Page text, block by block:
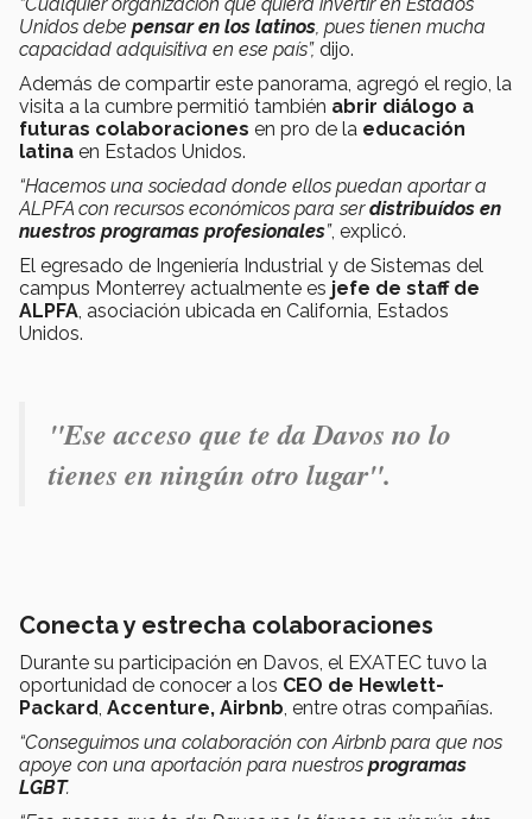
Unidos debe pensar en los latinos , pues tienen mucha
capacidad adquisitiva en ese país”, dijo.
Además de compartir este panorama, agregó el regio, la
visita a la cumbre permitió también abrir diálogo a
futuras colaboraciones en pro de la educación
latina en Estados Unidos.
“Hacemos una sociedad donde ellos puedan aportar a
ALPFA con recursos económicos para serdistribuídos en
nuestros programas profesionales”, explicó.
El egresado de Ingeniería Industrial y de Sistemas del
campus Monterrey actualmente es jefe de staff de
ALPFA , asociación ubicada en California, Estados
Unidos.
"Ese acceso que te da Davos no lo
tienes en ningún otro lugar".
Conecta y estrecha colaboraciones
Durante su participación en Davos, el EXATEC tuvo la
oportunidad de conocer a los CEO de Hewlett-
Packard Accenture, Airbnb , entre otras compañías.
“Conseguimos una colaboración con Airbnb para que nos
apoye con una aportación para nuestros programas
LGBT.